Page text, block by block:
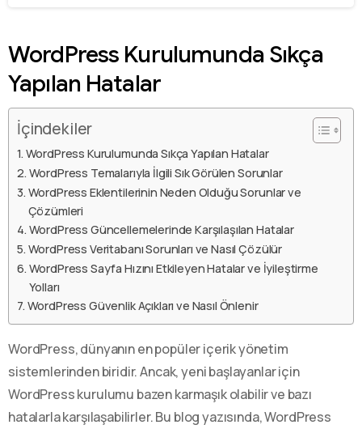
WordPress Kurulumunda Sıkça
Yapılan Hatalar
İçindekiler
WordPress Kurulumunda Sıkça Yapılan Hatalar
WordPress Temalarıyla İlgili Sık Görülen Sorunlar
WordPress Eklentilerinin Neden Olduğu Sorunlar ve
Çözümleri
WordPress Güncellemelerinde Karşılaşılan Hatalar
WordPress Veritabanı Sorunları ve Nasıl Çözülür
WordPress Sayfa Hızını Etkileyen Hatalar ve İyileştirme
Yolları
WordPress Güvenlik Açıkları ve Nasıl Önlenir
WordPress, dünyanın en popüler içerik yönetim
sistemlerinden biridir. Ancak, yeni başlayanlar için
WordPress kurulumu bazen karmaşık olabilir ve bazı
hatalarla karşılaşabilirler. Bu blog yazısında, WordPress